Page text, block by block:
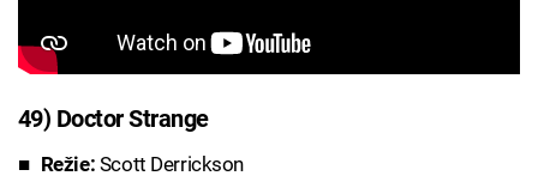
49) Doctor Strange
Režie: Scott Derrickson